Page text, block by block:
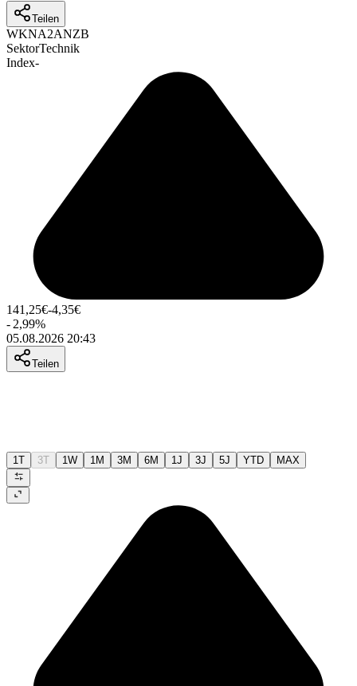
Teilen
WKNA2ANZB
SektorTechnik
Index-
141,25€-4,35€
- 2,99%
05.08.2026 20:43
Teilen
1T 3T 1W 1M 3M 6M 1J 3J 5J YTD MAX